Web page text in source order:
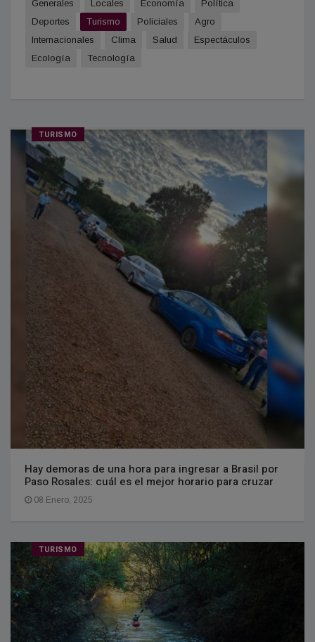
Generales Locales Economía
Política
Deportes
Turismo Policiales
Agro
Internacionales
Clima Salud
Espectáculos
Ecología
Tecnología
TURISMO
Hay demoras de una hora para ingresar a Brasil por
Paso Rosales: cuál es el mejor horario para cruzar
08 Enero, 2025
TURISMO